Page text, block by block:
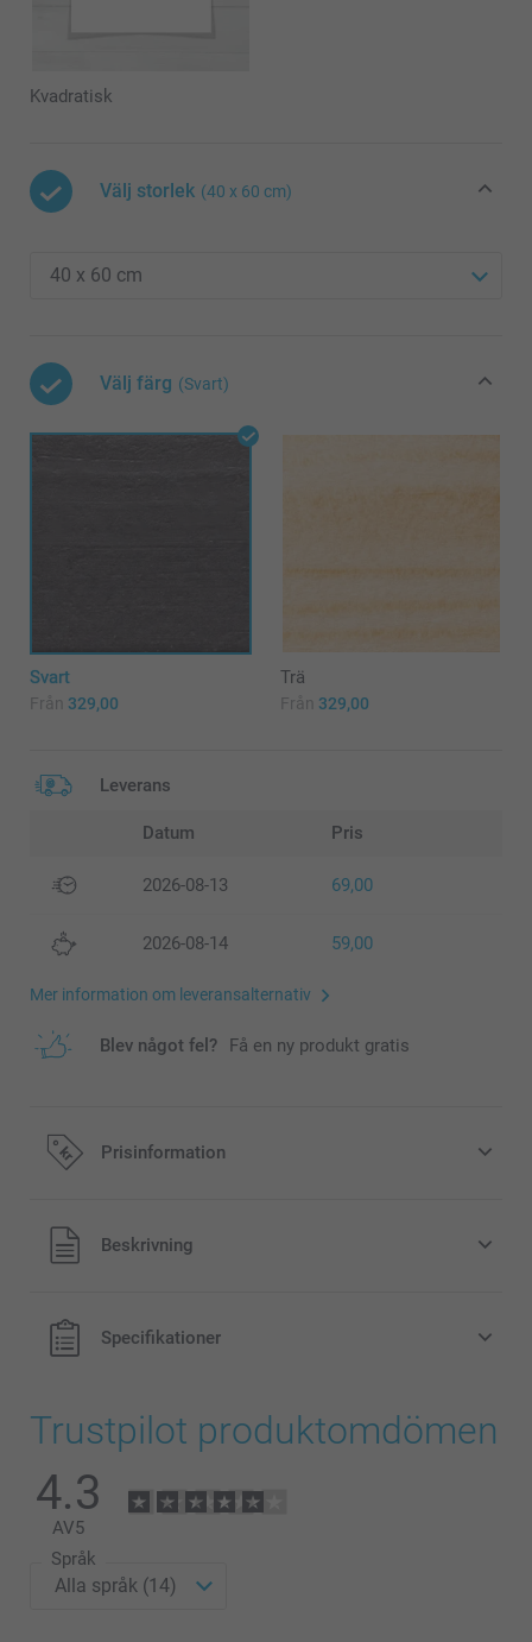
Kvadratisk
Välj storlek (40 x 60 cm)
Välj färg (Svart)
Svart
Från 329,00
Trä
Från 329,00
Leverans
Datum Pris
2026-08-13 69,00
2026-08-14 59,00
Mer information om leveransalternativ
Blev något fel? Få en ny produkt gratis
Prisinformation
Alla priser är i svenska kronor (SEK), inklusive moms och
exklusive porto.
Beskrivning
Specifikationer
Trustpilot produktomdömen
4.3
AV5
Språk